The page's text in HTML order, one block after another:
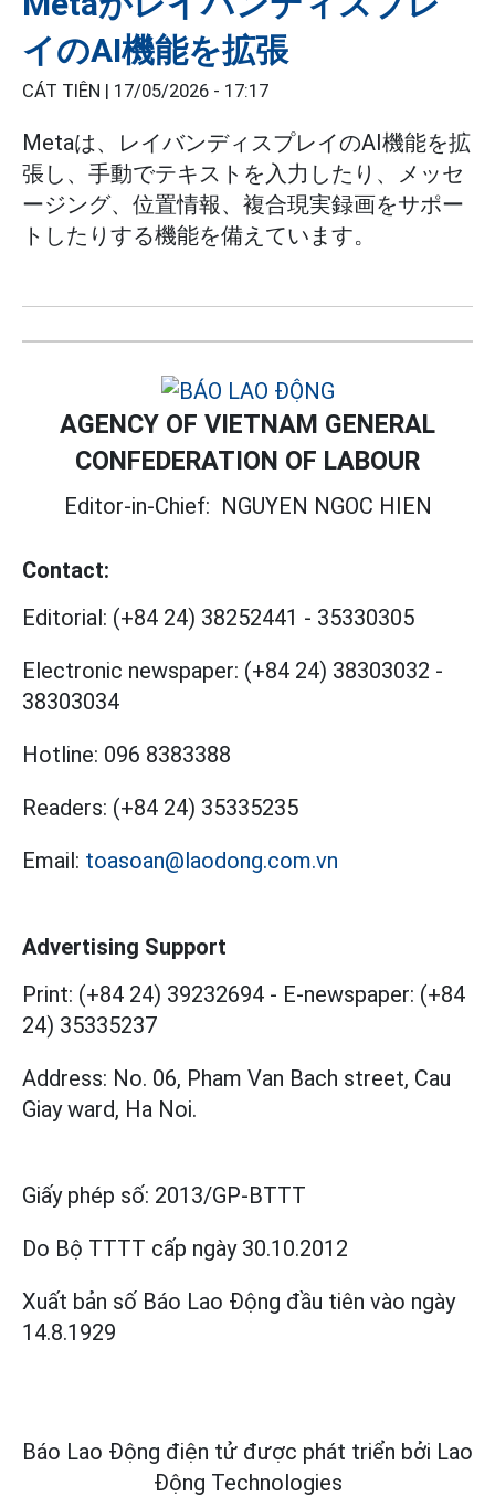
イのAI機能を拡張
CÁT TIÊN | 17/05/2026 - 17:17
Metaは、レイバンディスプレイのAI機能を拡
張し、手動でテキストを入力したり、メッセ
ージング、位置情報、複合現実録画をサポー
トしたりする機能を備えています。
AGENCY OF VIETNAM GENERAL
CONFEDERATION OF LABOUR
Editor-in-Chief: NGUYEN NGOC HIEN
Contact:
Editorial: (+84 24) 38252441 - 35330305
Electronic newspaper: (+84 24) 38303032 -
38303034
Hotline: 096 8383388
Readers: (+84 24) 35335235
Email: toasoan@laodong.com.vn
Advertising Support
Print: (+84 24) 39232694 - E-newspaper: (+84
24) 35335237
Address: No. 06, Pham Van Bach street, Cau
Giay ward, Ha Noi.
Giấy phép số: 2013/GP-BTTT
Do Bộ TTTT cấp ngày 30.10.2012
Xuất bản số Báo Lao Động đầu tiên vào ngày
14.8.1929
Báo Lao Động điện tử được phát triển bởi Lao
Động Technologies